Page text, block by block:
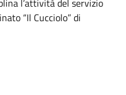
“Il Cucciolo” di